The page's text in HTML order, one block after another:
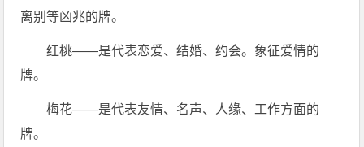
离别等凶兆的牌。
红桃——是代表恋爱、结婚、约会。象征爱情的
牌。
梅花——是代表友情、名声、人缘、工作方面的
牌。